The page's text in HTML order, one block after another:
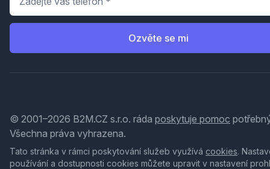
Ozvěte se mi
© 2001–2026 B2M.CZ s.r.o. ráda poskytuje pomoc
Všechna práva vyhrazena.
Tato stránka v rámci poskytování služeb využívá cookies.
používání a dostupnosti cookies můžete upravit v nastavení